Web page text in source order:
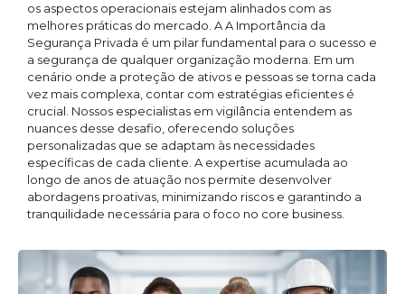
os aspectos operacionais estejam alinhados com as
melhores práticas do mercado. A A Importância da
Segurança Privada é um pilar fundamental para o sucesso e
a segurança de qualquer organização moderna. Em um
cenário onde a proteção de ativos e pessoas se torna cada
vez mais complexa, contar com estratégias eficientes é
crucial. Nossos especialistas em vigilância entendem as
nuances desse desafio, oferecendo soluções
personalizadas que se adaptam às necessidades
específicas de cada cliente. A expertise acumulada ao
longo de anos de atuação nos permite desenvolver
abordagens proativas, minimizando riscos e garantindo a
tranquilidade necessária para o foco no core business.